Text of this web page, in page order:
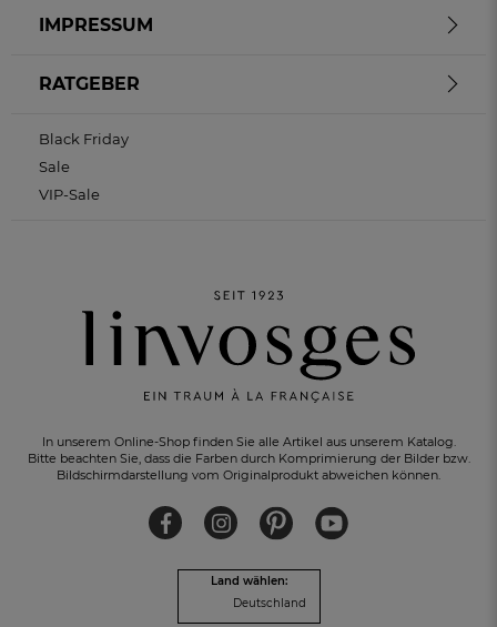
In unserem Online-Shop finden Sie alle Artikel aus unserem Katalog.
Bitte beachten Sie, dass die Farben durch Komprimierung der Bilder bzw.
Bildschirmdarstellung vom Originalprodukt abweichen können.
Land wählen:
Deutschland
IMPRESSUM
RATGEBER
Black Friday
Sale
VIP-Sale